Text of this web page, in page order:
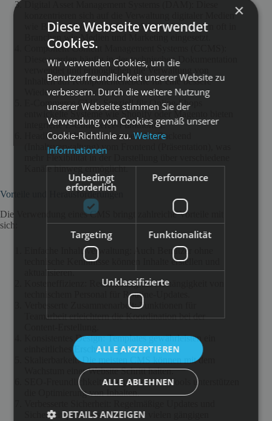
wie Bilder, Videos und Audiodateien. Sie werden oft in
Branchen wie Medien und Marketing eingesetzt.
Component Content Management Systems (CCMS):
Diese werden häufig in der technischen Dokumentation
verwendet und ermöglichen die Verwaltung von
Inhalten auf Komponentenebene für eine bessere
Wiederverwendbarkeit.
E-Commerce CMS: Speziell für Online-Shops
integrierte E-Commerce-Funktionen.
Headless CMS: Diese trennen das Backend
(Inhaltsverwaltung) vom Frontend (Präsentation), was
Kanäle hinweg ermöglicht.
Vorteile und Herausforderungen
Die Verwendung eines CMS bringt zahlreiche Vorteile mit
sich:
Einfache Inhaltsverwaltung: Auch Benutzer ohne
technische Kenntnisse können Inhalte erstellen und
aktualisieren.
Kosteneffizienz: Reduzierung der Abhängigkeit von
technischem Personal für Routine-Updates.
Verbesserte Zusammenarbeit: Funktionen für
Teamarbeit erleichtern die Koordination bei der
Konsistentes Design: Templates gewährleisten ein
einheitliches Erscheinungsbild.
Skalierbarkeit: Die meisten CMS können mit dem
Wachstum einer Website Schritt halten.
SEO-Freundlichkeit: Integrierte SEO-Tools unterstützen
die Optimierung von Inhalten.
Sicherheitspatches schützen vor vielen gängigen
×
Diese Webseite verwendet
Cookies.
Wir verwenden Cookies, um die
Benutzerfreundlichkeit unserer Website zu
verbessern. Durch die weitere Nutzung
unserer Webseite stimmen Sie der
Verwendung von Cookies gemäß unserer
Cookie-Richtlinie zu.Weitere
Informationen
Unbedingt
erforderlich
Performance
Targeting Funktionalität
Unklassifizierte
ALLE AKZEPTIEREN
ALLE ABLEHNEN
DETAILS ANZEIGEN